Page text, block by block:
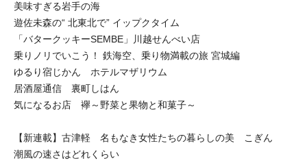
美味すぎる岩手の海
遊佐未森の“ 北東北で” イップクタイム
「バタークッキーSEMBE」川越せんべい店
乗りノリでいこう！ 鉄海空、乗り物満載の旅 宮城編
ゆるり宿じかん ホテルマザリウム
居酒屋通信 裏町しはん
気になるお店 襷～野菜と果物と和菓子～
【新連載】古津軽 名もなき女性たちの暮らしの美 こぎん
潮風の速さはどれくらい